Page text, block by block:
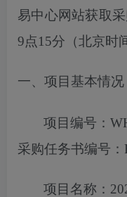
易中心网站获取采
9点15分 （北京时
一、项目基本情况
项目编号：
采购任务书编号：
项目名称：